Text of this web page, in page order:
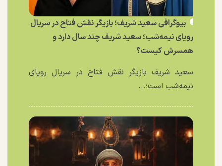
بیوگرافی سعید شریف؛ بازیگر نقش فتاح در سریال
رویای نیمه‌شب؛ سعید شریف چند سال دارد و
همسرش کیست؟
سعید شریف بازیگر نقش فتاح در سریال رویای
نیمه‌شب است؛...